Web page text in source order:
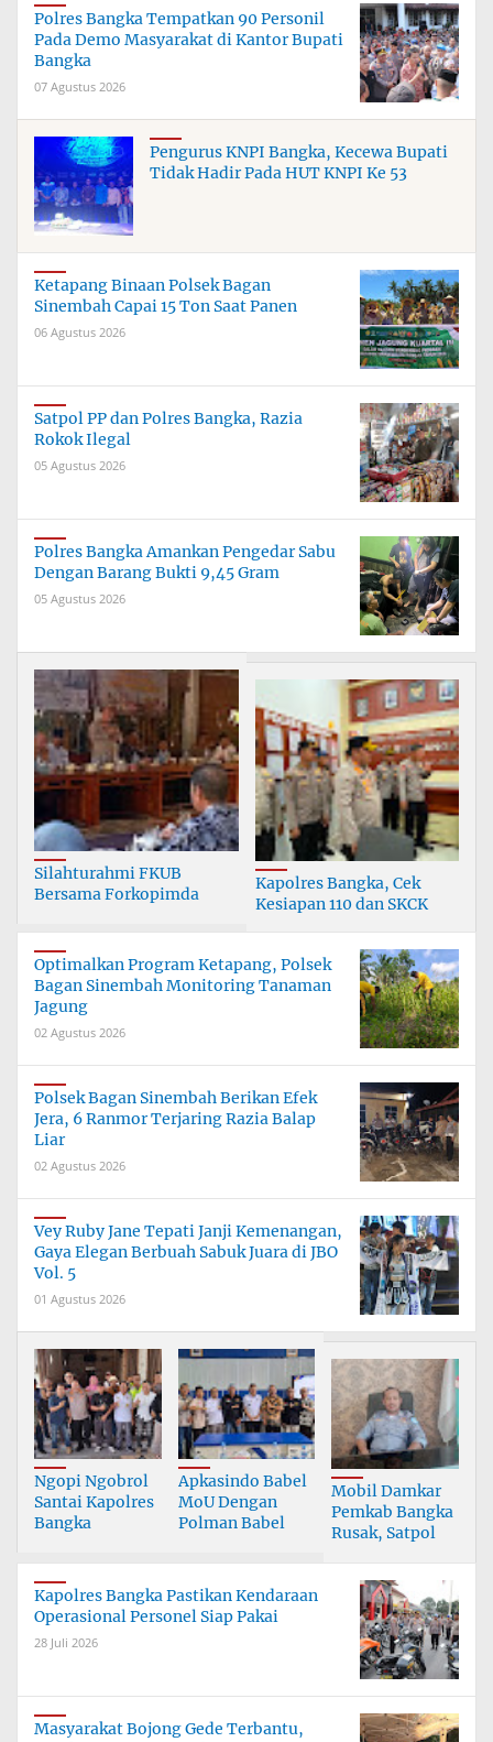
Polres Bangka Tempatkan 90 Personil
Pada Demo Masyarakat di Kantor Bupati
Bangka
07 Agustus 2026
Pengurus KNPI Bangka, Kecewa Bupati
Tidak Hadir Pada HUT KNPI Ke 53
Ketapang Binaan Polsek Bagan
Sinembah Capai 15 Ton Saat Panen
06 Agustus 2026
Satpol PP dan Polres Bangka, Razia
Rokok Ilegal
05 Agustus 2026
Polres Bangka Amankan Pengedar Sabu
Dengan Barang Bukti 9,45 Gram
05 Agustus 2026
Silahturahmi FKUB
Bersama Forkopimda
Kapolres Bangka, Cek
Kesiapan 110 dan SKCK
Optimalkan Program Ketapang, Polsek
Bagan Sinembah Monitoring Tanaman
Jagung
02 Agustus 2026
Polsek Bagan Sinembah Berikan Efek
Jera, 6 Ranmor Terjaring Razia Balap
Liar
02 Agustus 2026
Vey Ruby Jane Tepati Janji Kemenangan,
Gaya Elegan Berbuah Sabuk Juara di JBO
Vol. 5
01 Agustus 2026
Ngopi Ngobrol
Santai Kapolres
Bangka
Wartawan
Apkasindo Babel
MoU Dengan
Polman Babel
Mobil Damkar
Pemkab Bangka
Rusak, Satpol
Kapolres Bangka Pastikan Kendaraan
Operasional Personel Siap Pakai
28 Juli 2026
Masyarakat Bojong Gede Terbantu,